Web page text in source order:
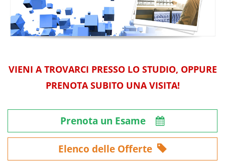
VIENI A TROVARCI PRESSO LO STUDIO, OPPURE
PRENOTA SUBITO UNA VISITA!
Prenota un Esame
Elenco delle Offerte